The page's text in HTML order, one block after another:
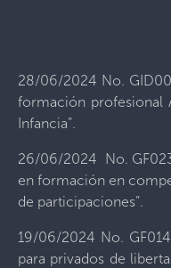
28/06/2024 No.
formación profesional
Infancia”.
26/06/2024 No.
en formación en
de participaciones”.
19/06/2024 No.
para privados de